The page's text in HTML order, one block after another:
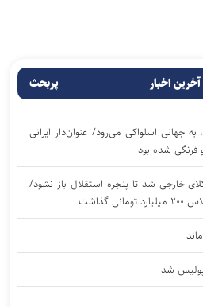
آخرین اخبار پربحث
به جهانی اسلواکی می‌رود/ عنوان‌دار ایرانی
صرف وکلای خارجی شد تا پنجره استقلال باز نشود/
شد